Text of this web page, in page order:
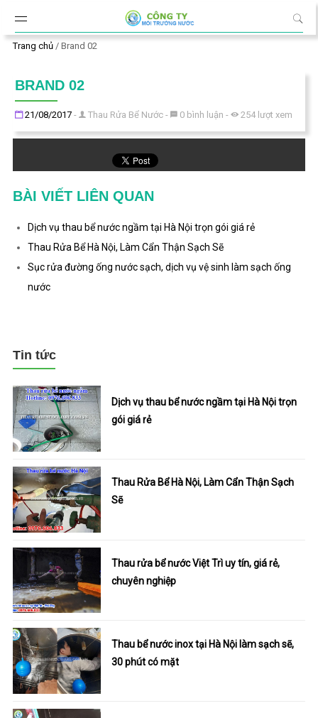
Trang chủ / Brand 02
BRAND 02
Đăng ngày
21/08/2017 - Thau Rửa Bể Nước - 0 bình luận - 254 lượt xem
BÀI VIẾT LIÊN QUAN
Dịch vụ thau bể nước ngầm tại Hà Nội trọn gói giá rẻ
Thau Rửa Bể Hà Nội, Làm Cẩn Thận Sạch Sẽ
Sục rửa đường ống nước sạch, dịch vụ vệ sinh làm sạch ống
nước
Tin tức
Dịch vụ thau bể nước ngầm tại Hà Nội trọn
gói giá rẻ
Thau Rửa Bể Hà Nội, Làm Cẩn Thận Sạch
Sẽ
Thau rửa bể nước Việt Trì uy tín, giá rẻ,
chuyên nghiệp
Thau bể nước inox tại Hà Nội làm sạch sẽ,
30 phút có mặt